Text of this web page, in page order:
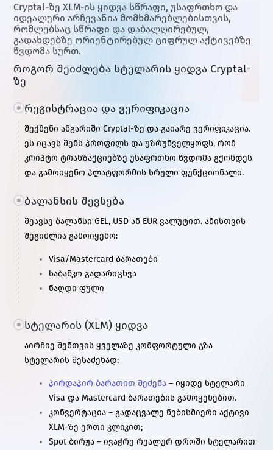
როგორ შეიძლება სტელარის ყიდვა Cryptal-
ზე
Cryptal-ზე XLM-ის ყიდვა სწრაფი, უსაფრთხო და
იდეალური არჩევანია მომხმარებლებისთვის,
რომლებსაც სწრაფი და დაბალღირებულ,
გადახდებზე ორიენტირებულ ციფრულ აქტივებზე
წვდომა სურთ.
რეგისტრაცია და ვერიფიკაცია
შექმენი ანგარიში Cryptal-ზე და გაიარე ვერიფიკაცია.
ეს იცავს შენს პროფილს და უზრუნველყოფს, რომ
კრიპტო ტრანზაქციებზე უსაფრთხო წვდომა გქონდეს
და გამოიყენო პლატფორმის სრული ფუნქციონალი.
ბალანსის შევსება
შეავსე ბალანსი GEL, USD ან EUR ვალუტით. ამისთვის
შეგიძლია გამოიყენო:
Visa/Mastercard ბარათები
საბანკო გადარიცხვა
ნაღდი ფული
სტელარის (XLM) ყიდვა
აირჩიე შენთვის ყველაზე კომფორტული გზა
სტელარის შესაძენად:
პირდაპირ ბარათით შეძენა – იყიდე სტელარი
Visa და Mastercard ბარათების გამოყენებით.
კონვერტაცია – გადაცვალე ნებისმიერი აქტივი
XLM-ზე ერთი კლიკით;
Spot ბირჟა – ივაჭრე რეალურ დროში სტელარით